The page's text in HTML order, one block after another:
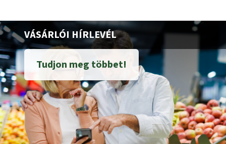
VÁSÁRLÓI HÍRLEVÉL
Tudjon meg többet!